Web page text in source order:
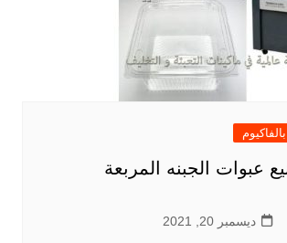
عبوات الجبنه المربعة
ديسمبر 20, 2021